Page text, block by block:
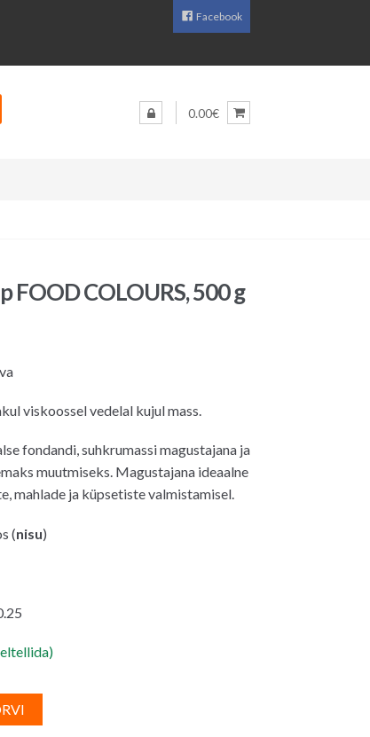
Facebook
0.00€
FOOD COLOURS, 500 g
viskoossel vedelal kujul mass.
fondandi, suhkrumassi magustajana ja
muutmiseks. Magustajana ideaalne
mahlade ja küpsetiste valmistamisel.
(nisu)
l